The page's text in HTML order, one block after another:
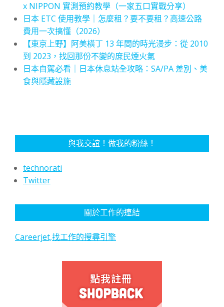
x NIPPON 實測預約教學（一家五口實戰分享）
日本 ETC 使用教學｜怎麼租？要不要租？高速公路
費用一次搞懂（2026）
【東京上野】阿美橫丁 13 年間的時光漫步：從 2010
到 2023，找回那份不變的庶民煙火氣
日本自駕必看｜日本休息站全攻略：SA/PA 差別、美
食與隱藏設施
與我交誼！做我的粉絲！
technorati
Twitter
關於工作的連結
Careerjet,找工作的搜尋引擎